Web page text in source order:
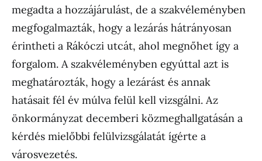
megadta a hozzájárulást, de a szakvéleményben
megfogalmazták, hogy a lezárás hátrányosan
érintheti a Rákóczi utcát, ahol megnőhet így a
forgalom. A szakvéleményben egyúttal azt is
meghatározták, hogy a lezárást és annak
hatásait fél év múlva felül kell vizsgálni. Az
önkormányzat decemberi közmeghallgatásán a
kérdés mielőbbi felülvizsgálatát ígérte a
városvezetés.